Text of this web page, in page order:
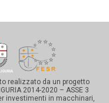
realizzato da un progetto
2014-2020 – ASSE 3
investimenti in macchinari,